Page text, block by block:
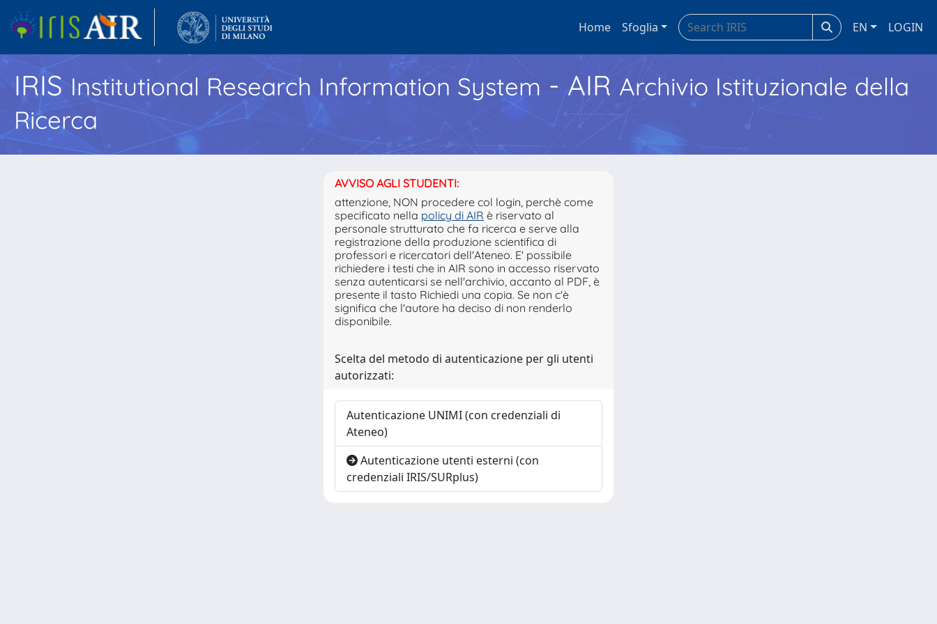
Home Sfoglia EN LOGIN
IRISInstitutional Research Information System - AIR Archivio Istituzionale della
Ricerca
AVVISO AGLI STUDENTI:
attenzione, NON procedere col login, perchè come
specificato nella policy di AIR è riservato al
personale strutturato che fa ricerca e serve alla
registrazione della produzione scientifica di
professori e ricercatori dell'Ateneo. E' possibile
richiedere i testi che in AIR sono in accesso riservato
senza autenticarsi se nell'archivio, accanto al PDF, è
presente il tasto Richiedi una copia. Se non c'è
significa che l'autore ha deciso di non renderlo
disponibile.
Scelta del metodo di autenticazione per gli utenti
autorizzati:
Autenticazione UNIMI (con credenziali di
Ateneo)
Autenticazione utenti esterni (con
credenziali IRIS/SURplus)